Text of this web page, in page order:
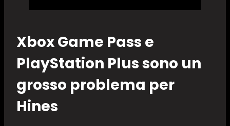
Xbox Game Pass e
PlayStation Plus sono un
grosso problema per
Hines